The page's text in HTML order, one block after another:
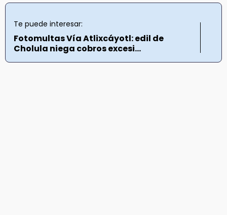
Te puede interesar:
Fotomultas Vía Atlixcáyotl: edil de
Cholula niega cobros excesi...